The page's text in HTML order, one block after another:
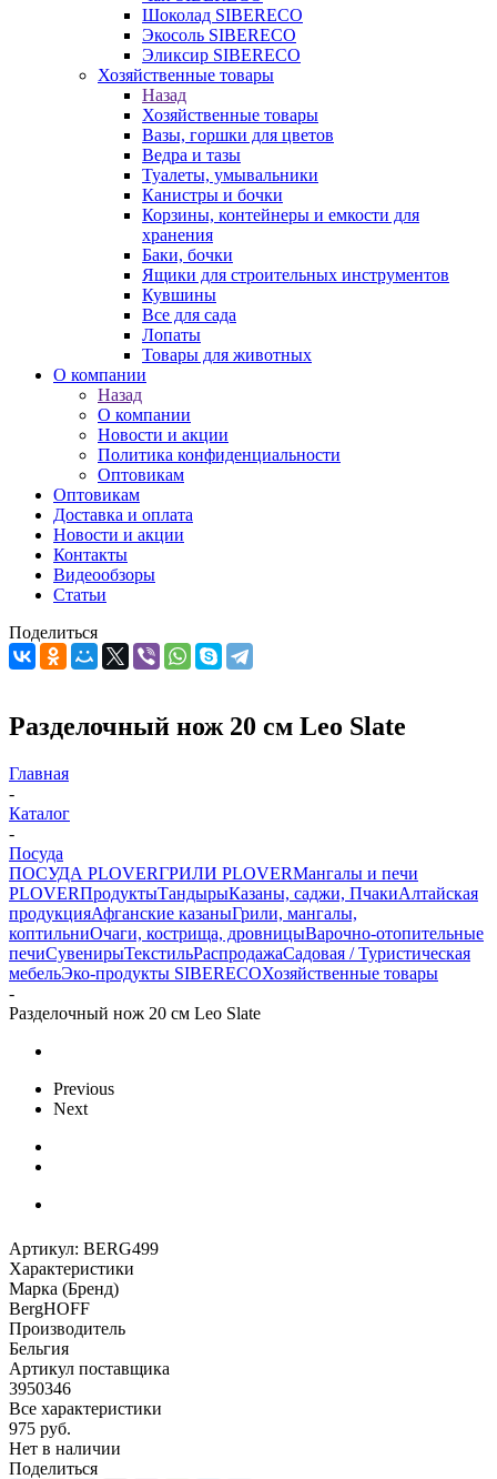
Шоколад SIBERECO
Экосоль SIBERECO
Эликсир SIBERECO
Хозяйственные товары
Назад
Хозяйственные товары
Вазы, горшки для цветов
Ведра и тазы
Туалеты, умывальники
Канистры и бочки
Корзины, контейнеры и емкости для
хранения
Баки, бочки
Ящики для строительных инструментов
Кувшины
Все для сада
Лопаты
Товары для животных
О компании
Назад
О компании
Новости и акции
Политика конфиденциальности
Оптовикам
Оптовикам
Доставка и оплата
Новости и акции
Контакты
Видеообзоры
Статьи
Поделиться
Разделочный нож 20 см Leo Slate
Главная
-
Каталог
-
Посуда
ПОСУДА PLOVERГРИЛИ PLOVERМангалы и печи
PLOVERПродуктыТандырыКазаны, саджи, ПчакиАлтайская
продукцияАфганские казаныГрили, мангалы,
коптильниОчаги, кострища, дровницыВарочно-отопительные
печиСувенирыТекстильРаспродажаСадовая / Туристическая
мебельЭко-продукты SIBERECOХозяйственные товары
-
Разделочный нож 20 см Leo Slate
Previous
Next
Артикул: BERG499
Характеристики
Марка (Бренд)
BergHOFF
Производитель
Бельгия
Артикул поставщика
3950346
Все характеристики
975 руб.
Нет в наличии
Поделиться